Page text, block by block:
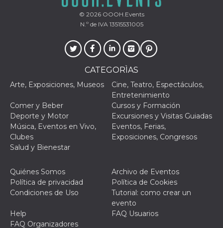
© 2026OOOH.Events
N.º de IVA 13515531005
CATEGORÌAS
Arte, Exposiciones, Museos
Cine, Teatro, Espectáculos,
Entretenimiento
Comer y Beber
Cursos y Formación
Deporte y Motor
Excursiones y Visitas Guiadas
Música, Eventos en Vivo,
Clubes
Eventos, Ferias,
Exposiciones, Congresos
Salud y Bienestar
Quiénes Somos
Archivo de Eventos
Política de privacidad
Política de Cookies
Condiciones de Uso
Tutorial: como crear un
evento
Help
FAQ Usuarios
FAQ Organizadores